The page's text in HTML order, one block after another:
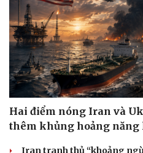
Hai điểm nóng Iran và
thêm khủng hoảng năng
Iran tranh thủ “khoảng